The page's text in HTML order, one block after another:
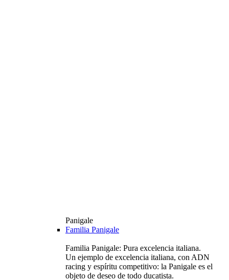
Panigale
Familia Panigale
Familia Panigale: Pura excelencia italiana.
Un ejemplo de excelencia italiana, con ADN
racing y espíritu competitivo: la Panigale es el
objeto de deseo de todo ducatista.